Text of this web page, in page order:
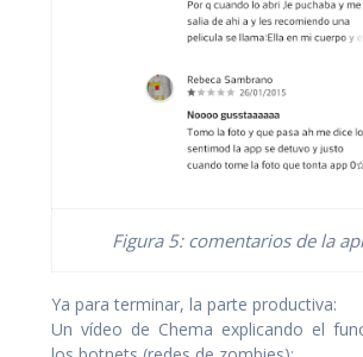
Figura 5: comentarios de la
Ya para terminar, la parte productiva:
Un vídeo de Chema explicando el